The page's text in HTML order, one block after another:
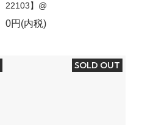
22103】@
0円(内税)
SOLD OUT